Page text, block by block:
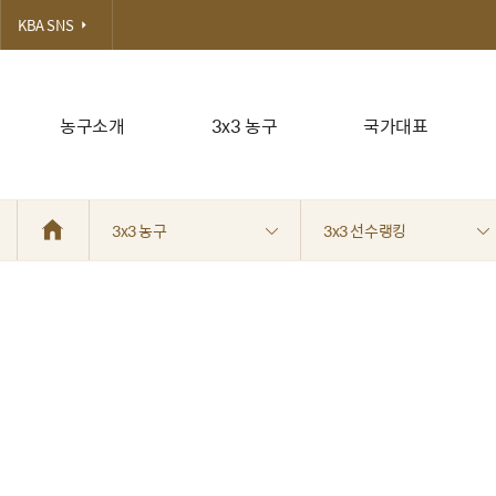
농구소개 3x3 농구 국가대표
KBA SNS
3x3 농구 3x3 선수랭킹